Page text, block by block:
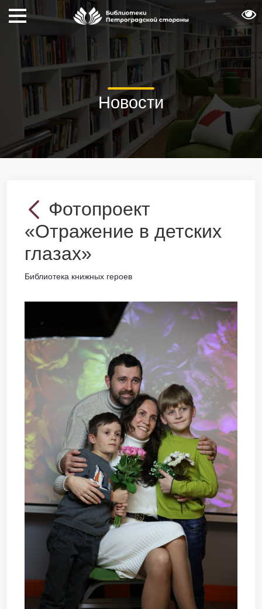
Новости
Фотопроект
«Отражение в детских
глазах»
Библиотека книжных героев